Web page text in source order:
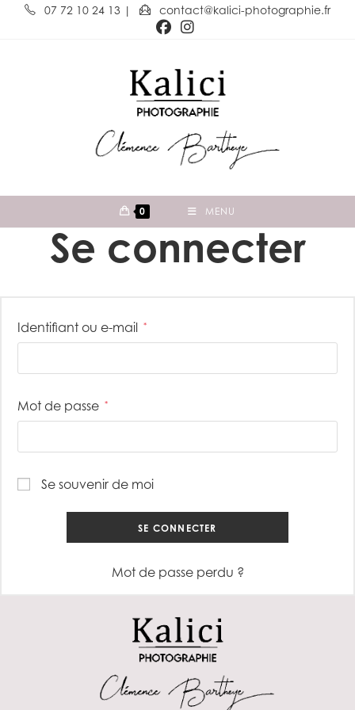
07 72 10 24 13 | contact@kalici-photographie.fr
0 MENU
Se connecter
Identifiant ou e-mail *
Mot de passe *
Se souvenir de moi
SE CONNECTER
Mot de passe perdu ?